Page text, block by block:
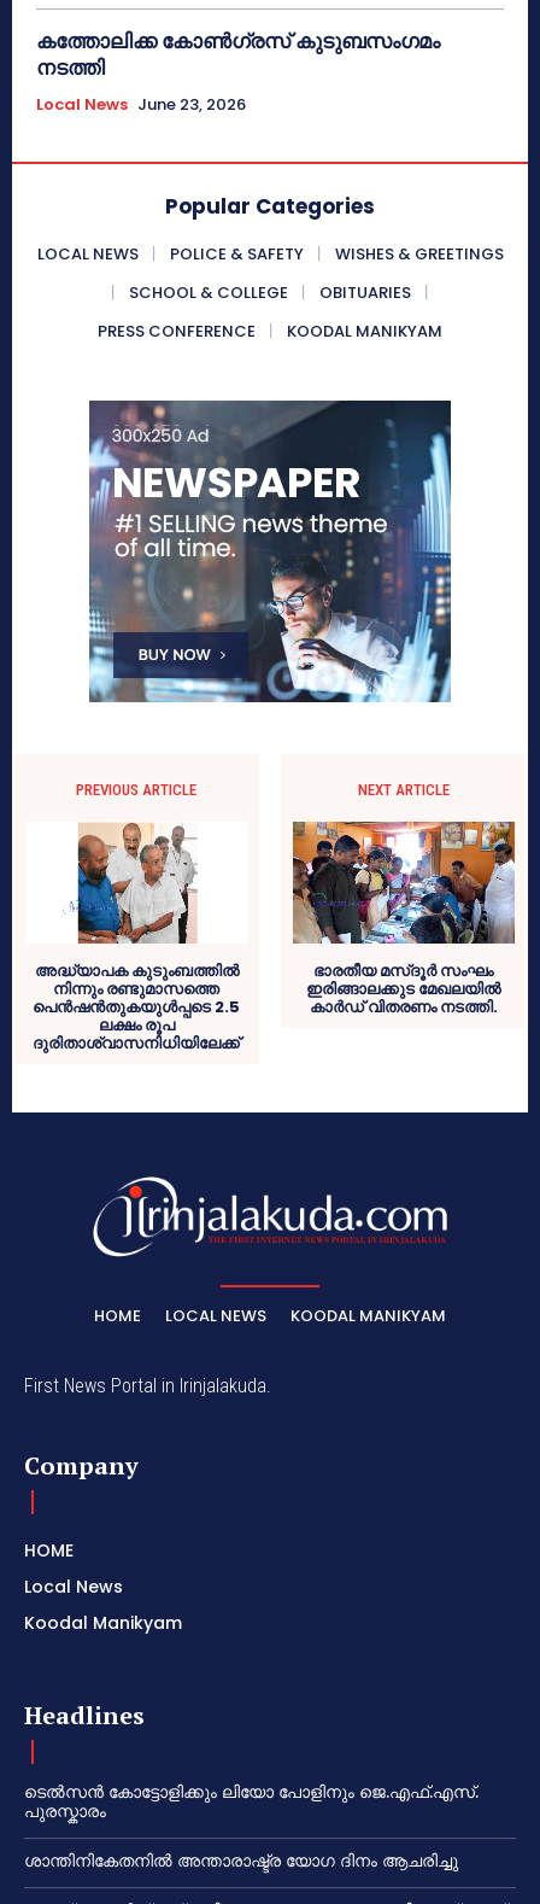
കത്തോലിക്ക കോൺഗ്രസ് കുടുബസംഗമം
നടത്തി
Local News June 23, 2026
Popular Categories
LOCAL NEWS POLICE & SAFETY
WISHES & GREETINGS
SCHOOL & COLLEGE
OBITUARIES
PRESS CONFERENCE
KOODAL MANIKYAM
PREVIOUS ARTICLE
അദ്ധ്യാപക കുടുംബത്തില്‍
നിന്നും രണ്ടുമാസത്തെ
പെന്‍ഷന്‍തുകയുള്‍പ്പടെ 2.5
ലക്ഷം രൂപ
ദുരിതാശ്വാസനിധിയിലേക്ക്
NEXT ARTICLE
ഭാരതീയ മസ്ദൂര്‍ സംഘം
ഇരിങ്ങാലക്കുട മേഖലയില്‍
കാര്‍ഡ് വിതരണം നടത്തി.
HOME LOCAL NEWS KOODAL MANIKYAM
First News Portal in Irinjalakuda.
Company
HOME
Local News
Koodal Manikyam
Headlines
ടെൽസൻ കോട്ടോളിക്കും ലിയോ പോളിനും ജെ.എഫ്.എസ്.
പുരസ്കാരം
ശാന്തിനികേതനിൽ അന്താരാഷ്ട്ര യോഗ ദിനം ആചരിച്ചു